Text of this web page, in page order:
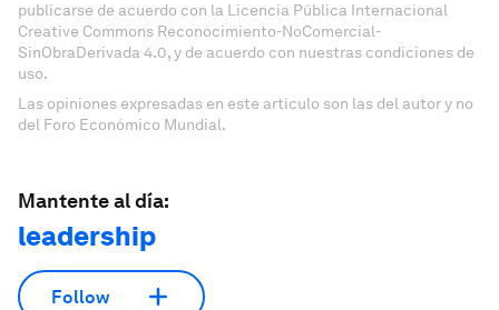
publicarse de acuerdo con la Licencia Pública Internacional
Creative Commons Reconocimiento-NoComercial-
SinObraDerivada 4.0, y de acuerdo con nuestras condiciones de
uso.
Las opiniones expresadas en este artículo son las del autor y no
del Foro Económico Mundial.
Mantente al día:
leadership
Follow